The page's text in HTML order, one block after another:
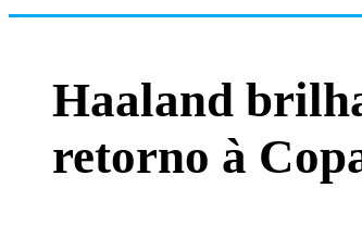
Haaland
retorno à